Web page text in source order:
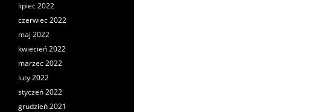
lipiec 2022
czerwiec 2022
maj 2022
kwiecień 2022
marzec 2022
luty 2022
styczeń 2022
grudzień 2021